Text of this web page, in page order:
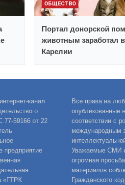
ОБЩЕСТВО
Портал донорской
животным заработал в
Карелии
канал
о
59166 от 22
предприятие
«ГТРК
Все права на
опубликованные
соответствии с
международным
Уважаемые СМИ
огромная
материалов
Гражданского